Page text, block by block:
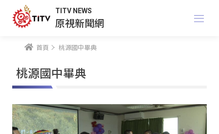
TITV NEWS
原視新聞網
首頁 桃源國中畢典
桃源國中畢典